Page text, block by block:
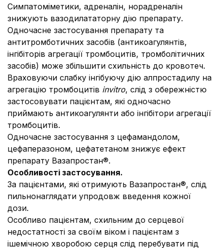
Симпатоміметики, адреналін, норадреналін
знижують вазодилататорну дію препарату.
Одночасне застосування препарату та
антитромботичних засобів (антикоагулянтів,
інгібіторів агрегації тромбоцитів, тромболітичних
засобів) може збільшити схильність до кровотеч.
Враховуючи слабку інгібуючу дію алпростадилу на
агрегацію тромбоцитів invitro, слід з обережністю
застосовувати пацієнтам, які одночасно
приймають антикоагулянти або інгібітори агрегації
тромбоцитів.
Одночасне застосування з цефамандолом,
цефаперазоном, цефатетаном знижує ефект
препарату Вазапростан®.
Особливості застосування.
За пацієнтами, які отримують Вазапростан®, слід
пильнонаглядати упродовж введення кожної
дози.
Особливо пацієнтам, схильним до серцевої
недостатності за своїм віком і пацієнтам з
ішемічною хворобою серця слід перебувати під